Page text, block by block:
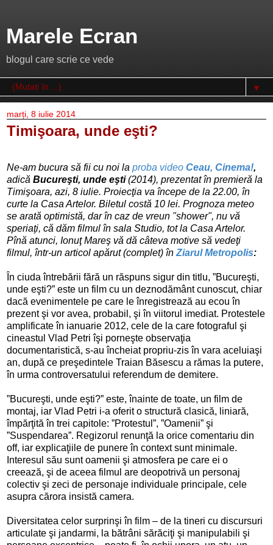
Marele Ecran
blogul care scrie ce vede
▼
marți, 8 iulie 2014
Timişoara, unde eşti?
Ne-am bucura să fii cu noi la proba video Ceau, Cinema!,
adică Bucureşti, unde eşti(2014), prezentat în premieră la
Timişoara, azi, 8 iulie. Proiecţia va începe de la 22.00, în
curte la Casa Artelor. Biletul costă 10 lei. Prognoza meteo
se arată optimistă, dar în caz de vreun "shower", nu vă
speriaţi, că dăm filmul în sala Studio, tot la Casa Artelor.
Pînă atunci, Ionuţ Mareş vă dă câteva motive să vedeţi
filmul, într-un articol apărut (complet) în Ziarul Metropolis:
În ciuda întrebării fără un răspuns sigur din titlu, ”Bucureşti,
unde eşti?” este un film cu un deznodământ cunoscut, chiar
dacă evenimentele pe care le înregistrează au ecou în
prezent şi vor avea, probabil, şi în viitorul imediat. Protestele
amplificate în ianuarie 2012, cele de la care fotograful şi
cineastul Vlad Petri îşi porneşte observaţia
documentaristică, s-au încheiat propriu-zis în vara aceluiaşi
an, după ce preşedintele Traian Băsescu a rămas la putere,
în urma controversatului referendum de demitere.
”Bucureşti, unde eşti?” este, înainte de toate, un film de
montaj, iar Vlad Petri i-a oferit o structură clasică, liniară,
împărţită în trei capitole: ”Protestul”, ”Oamenii” şi
”Suspendarea”. Regizorul renunţă la orice comentariu din
off, iar explicaţiile de punere în context sunt minimale.
Interesul său sunt oamenii şi atmosfera pe care ei o
creează, şi de aceea filmul are deopotrivă un personaj
colectiv şi zeci de personaje individuale principale, cele
asupra cărora insistă camera.
Diversitatea celor surprinşi în film – de la tineri cu discursuri
articulate şi jandarmi, la bătrâni sărăciţi şi manipulabili şi